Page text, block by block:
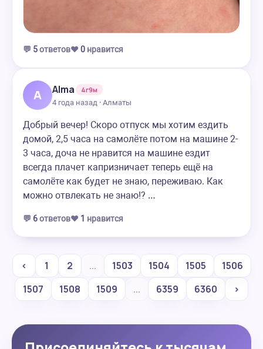
💬 5ответов❤️ 0 нравится
A Alma
4г9м
4 года назад · Алматы
Добрый вечер! Скоро отпуск мы хотим ездить
домой, 2,5 часа на самолёте потом на машине 2-
3 часа, доча не нравится на машине ездит
всегда плачет капризничает теперь ещё на
самолёте как будет не знаю, переживаю. Как
можно отвлекать не знаю!? …
💬 6ответов❤️ 1 нравится
‹ 1 2 ... 1503 1504 1505
1506
1507
1508 1509 ... 6359 6360 ›